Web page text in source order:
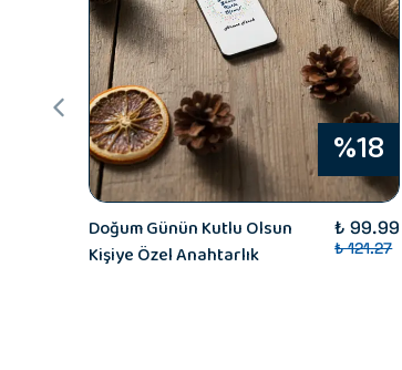
%18
Doğum Günün Kutlu Olsun
Kişiye Özel Anahtarlık
₺ 99.99
₺ 121.27